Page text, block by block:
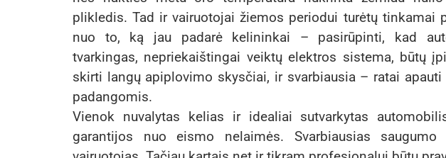
plikledis. Tad ir vairuotojai žiemos periodui turėtų tinkamai
nuo to, ką jau padarė kelininkai – pasirūpinti, kad
tvarkingas, nepriekaištingai veiktų elektros sistema, būtų
skirti langų apiplovimo skysčiai, ir svarbiausia – ratai
padangomis.
Vienok nuvalytas kelias ir idealiai sutvarkytas
garantijos nuo eismo nelaimės. Svarbiausias saugumo